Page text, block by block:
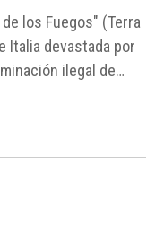
los Fuegos" (Terra
Italia devastada por
ilegal de
de la...